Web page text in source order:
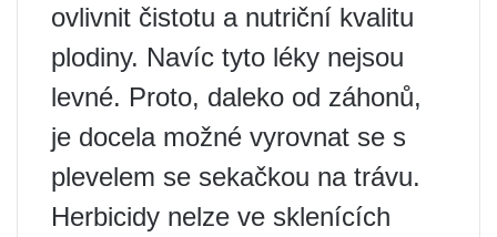
ovlivnit čistotu a nutriční kvalitu
plodiny. Navíc tyto léky nejsou
levné. Proto, daleko od záhonů,
je docela možné vyrovnat se s
plevelem se sekačkou na trávu.
Herbicidy nelze ve sklenících